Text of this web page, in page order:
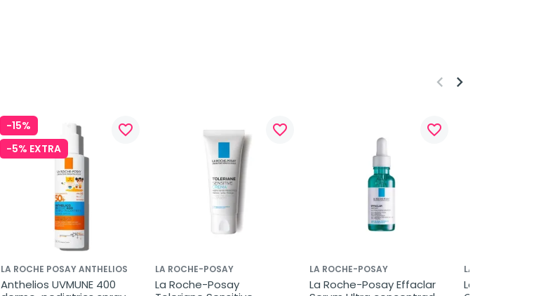
-15%
-5% EXTRA
favorite_border
LA ROCHE POSAY ANTHELIOS
Anthelios UVMUNE 400
favorite_border
LA ROCHE-POSAY
La Roche-Posay
favorite_border
LA ROCHE-POSAY
La Roche-Posay Effaclar
LA ROCHE-POSAY
La Roche-Posay
keyboard_arrow_left keyboard_arrow_right